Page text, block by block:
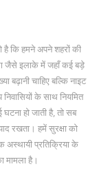
है कि हमने अपने शहरों की
जैसे इलाके में जहाँ कई बड़े
बढ़ानी चाहिए बल्कि नाइट
के साथ नियमित
हो जाती है, तो सब
रखता। हमें सुरक्षा को
प्रतिक्रिया के
मामला है।